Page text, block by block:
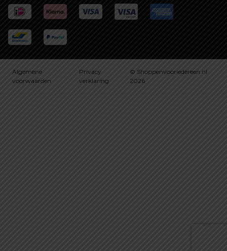
Algemene
voorwaarden
Privacy
verklaring
© Shoppenvooriedereen.nl
2026